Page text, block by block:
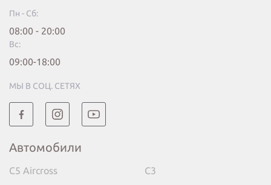
Пн - Сб:
08:00 - 20:00
Вc:
09:00-18:00
МЫ В СОЦ. СЕТЯХ
Автомобили
C5 Aircross
C3